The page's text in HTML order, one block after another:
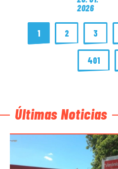
2026
1 2 3
401
Últimas Noticias